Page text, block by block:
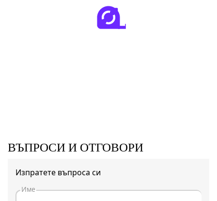
ВЪПРОСИ И ОТГОВОРИ
Изпратете въпроса си